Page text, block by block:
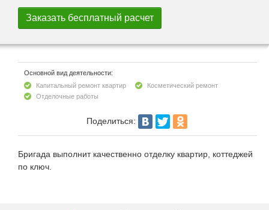
Основной вид деятельности:
Капитальный ремонт квартир
Косметический ремонт
Отделочные работы
Поделиться:
Бригада выполнит качественно отделку квартир, коттеджей
по ключ.